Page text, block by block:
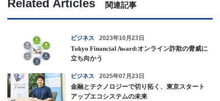
Related Articles 関連記事
ビジネス 2023年10月23日
Tokyo Financial Award:オンライン詐欺の脅威に
立ち向かう
ビジネス 2025年07月23日
金融とテクノロジーで切り拓く、東京スタート
アップエコシステムの未来